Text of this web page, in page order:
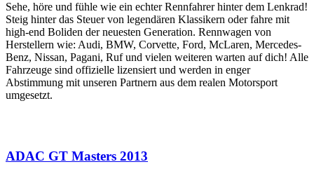
Sehe, höre und fühle wie ein echter Rennfahrer hinter dem Lenkrad!
Steig hinter das Steuer von legendären Klassikern oder fahre mit
high-end Boliden der neuesten Generation. Rennwagen von
Herstellern wie: Audi, BMW, Corvette, Ford, McLaren, Mercedes-
Benz, Nissan, Pagani, Ruf und vielen weiteren warten auf dich! Alle
Fahrzeuge sind offizielle lizensiert und werden in enger
Abstimmung mit unseren Partnern aus dem realen Motorsport
umgesetzt.
ADAC GT Masters 2013